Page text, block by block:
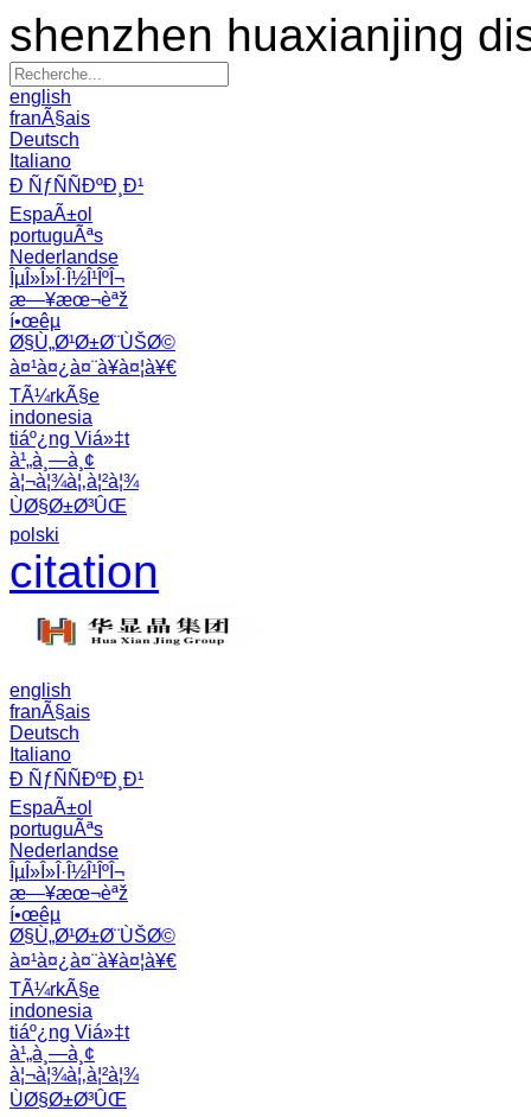
shenzhen huaxianjing
english
franÃ§ais
Deutsch
Italiano
Ð ÑƒÑÑÐºÐ¸Ð¹
EspaÃ±ol
portuguÃªs
Nederlandse
ÎµÎ»Î»Î·Î½Î¹ÎºÎ¬
æ—¥æœ¬èªž
í•œêµ­
Ø§Ù„Ø¹Ø±Ø¨ÙŠØ©
à¤¹à¤¿à¤¨à¥à¤¦à¥€
TÃ¼rkÃ§e
indonesia
tiáº¿ng Viá»‡t
à¹„à¸—à¸¢
à¦¬à¦¾à¦‚à¦²à¦¾
ÙØ§Ø±Ø³ÛŒ
polski
citation
english
franÃ§ais
Deutsch
Italiano
Ð ÑƒÑÑÐºÐ¸Ð¹
EspaÃ±ol
portuguÃªs
Nederlandse
ÎµÎ»Î»Î·Î½Î¹ÎºÎ¬
æ—¥æœ¬èªž
í•œêµ­
Ø§Ù„Ø¹Ø±Ø¨ÙŠØ©
à¤¹à¤¿à¤¨à¥à¤¦à¥€
TÃ¼rkÃ§e
indonesia
tiáº¿ng Viá»‡t
à¹„à¸—à¸¢
à¦¬à¦¾à¦‚à¦²à¦¾
ÙØ§Ø±Ø³ÛŒ